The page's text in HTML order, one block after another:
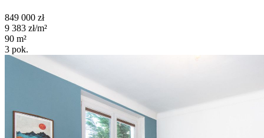
849 000 zł
9 383 zł/m²
90 m²
3 pok.